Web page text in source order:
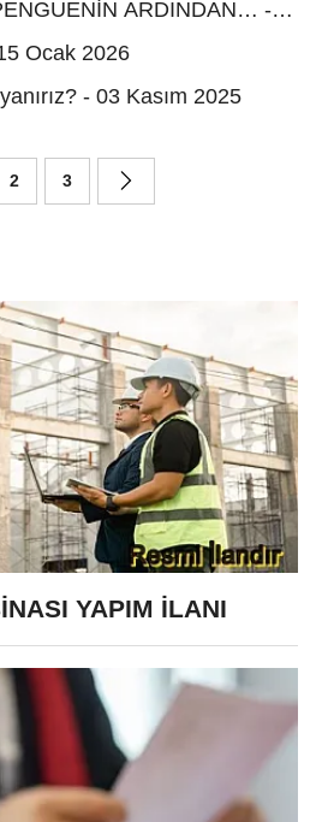
ARDINDAN… -
Ocak 2026
- 03 Kasım 2025
2 3
YAPIM İLANI